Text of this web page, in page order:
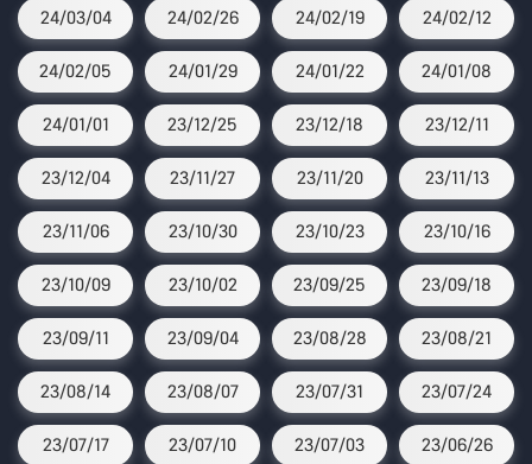
24/03/04 24/02/26 24/02/19 24/02/12
24/02/05 24/01/29 24/01/22 24/01/08
24/01/01 23/12/25 23/12/18 23/12/11
23/12/04 23/11/27 23/11/20 23/11/13
23/11/06 23/10/30 23/10/23 23/10/16
23/10/09 23/10/02 23/09/25 23/09/18
23/09/11 23/09/04 23/08/28 23/08/21
23/08/14 23/08/07 23/07/31 23/07/24
23/07/17 23/07/10 23/07/03 23/06/26